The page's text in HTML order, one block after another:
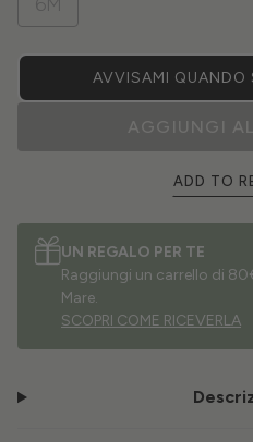
AVVISAMI QUANDO
AGGIUNGI
ADD TO
UN REGALO PER TE
Raggiungi un carrello di
Mare.
SCOPRI COME RICEVERLA